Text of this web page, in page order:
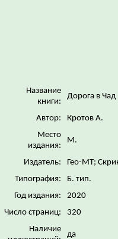
Название
книги:
Дорога в Чад
Автор:
Кротов А.
Место
издания:
М.
Издатель:
Гео-МТ;
Типография:
Б. тип.
Год издания:
2020
Число страниц:
320
Наличие
да